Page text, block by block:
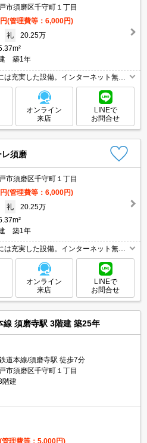
市須磨区千守町１丁目
(管理費等：6,000円)
礼
20.25万
築1年
は充実した設備。インターネット無
機付きで設備充実!。ウォークインクロ
オンライン
来店
LINEで
お問合せ
レ須磨
市須磨区千守町１丁目
(管理費等：6,000円)
礼
20.25万
築1年
は充実した設備。インターネット無
機付きで設備充実!。ウォークインクロ
オンライン
来店
LINEで
お問合せ
線 須磨寺駅 3階建 築25年
道本線/須磨寺駅 徒歩7分
市須磨区千守町１丁目
階建
(管理費等：5,000円)